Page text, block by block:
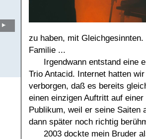
zu haben, mit
Familie ...
Irgendwann entstand eine
Trio Antacid. Internet hatten
verborgen, daß es bereits
einen einzigen Auftritt auf
Publikum, weil er seine Saiten
dann später noch richtig
2003 dockte mein Bruder